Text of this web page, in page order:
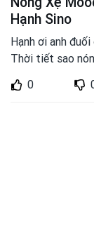
Hạnh Sino
Hạnh ơi anh
Thời tiết sao
0